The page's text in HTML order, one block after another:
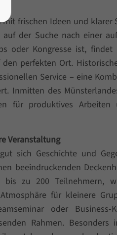
frischen Ideen und klarer
der Suche nach einer
oder Kongresse ist,
perfekten Ort.
Service – eine
Inmitten des
für produktives Arbeiten
Veranstaltung
sich Geschichte und
beeindruckenden
bis zu 200 Teilnehmern,
für kleinere
oder Business-
Rahmen. Besonders